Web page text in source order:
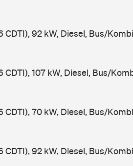
CDTI), 92 kW, Diesel, Bus/
CDTI), 107 kW, Diesel, Bus/
CDTI), 70 kW, Diesel, Bus/
CDTI), 92 kW, Diesel, Bus/